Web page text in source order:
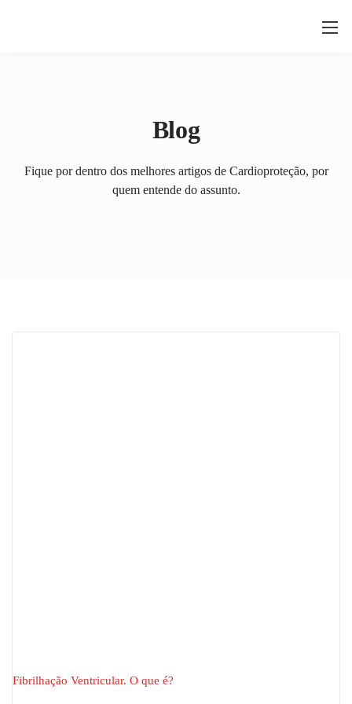
Blog
Fique por dentro dos melhores artigos de Cardioproteção, por
quem entende do assunto.
Fibrilhação Ventricular. O que é?